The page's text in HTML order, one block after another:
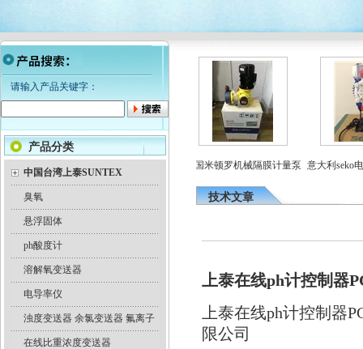
请输入产品关键字：
产品分类
中国台湾上泰SUNTEX
臭氧
悬浮固体
ph酸度计
溶解氧变送器
电导率仪
浊度变送器 余氯变送器 氟离子
在线比重浓度变送器
膜泵加药
工业在线ph/orp计变送器 美国米顿罗机械隔膜计量泵 意大利seko电
技术文章
上泰在线ph计控制器
上泰在线ph计控制器
限公司